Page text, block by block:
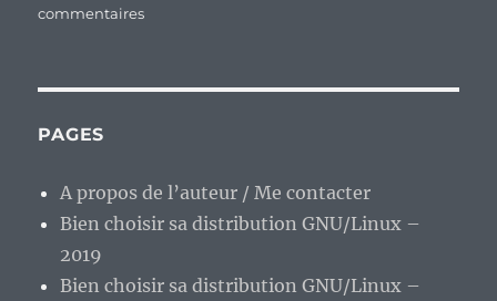
commentairessur
une
Manjaro
Dry »
PAGES
A propos de l’auteur / Me contacter
Bien choisir sa distribution GNU/Linux –
2019
Bien choisir sa distribution GNU/Linux –